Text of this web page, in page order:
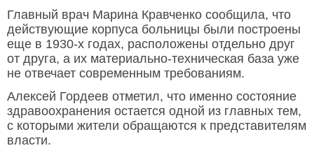
Главный врач Марина Кравченко сообщила, что
действующие корпуса больницы были построены
еще в 1930-х годах, расположены отдельно друг
от друга, а их материально-техническая база уже
не отвечает современным требованиям.
Алексей Гордеев отметил, что именно состояние
здравоохранения остается одной из главных тем,
с которыми жители обращаются к представителям
власти.